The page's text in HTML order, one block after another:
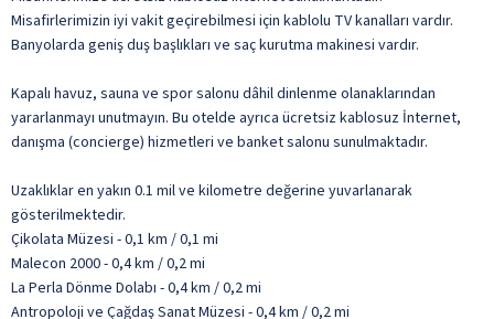
Misafirlerimizin iyi vakit geçirebilmesi için kablolu TV kanalları vardır.
Banyolarda geniş duş başlıkları ve saç kurutma makinesi vardır.
Kapalı havuz, sauna ve spor salonu dâhil dinlenme olanaklarından
yararlanmayı unutmayın. Bu otelde ayrıca ücretsiz kablosuz İnternet,
danışma (concierge) hizmetleri ve banket salonu sunulmaktadır.
Uzaklıklar en yakın 0.1 mil ve kilometre değerine yuvarlanarak
gösterilmektedir.
Çikolata Müzesi - 0,1 km / 0,1 mi
Malecon 2000 - 0,4 km / 0,2 mi
La Perla Dönme Dolabı - 0,4 km / 0,2 mi
Antropoloji ve Çağdaş Sanat Müzesi - 0,4 km / 0,2 mi